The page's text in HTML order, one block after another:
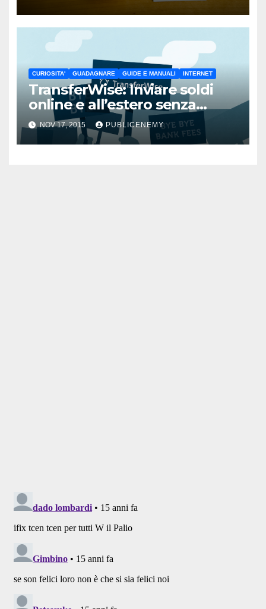
CURIOSITA' GUADAGNARE GUIDE E MANUALI INTERNET
TransferWise: Inviare soldi
online e all’estero senza
pagare commissioni
NOV 17, 2015 PUBLICENEMY